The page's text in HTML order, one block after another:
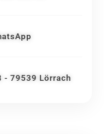
- 79539 Lörrach